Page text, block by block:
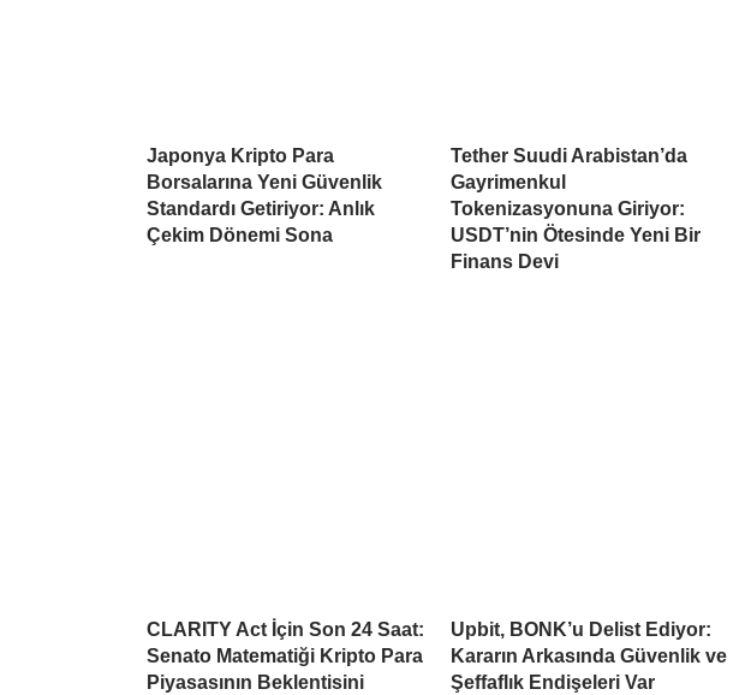
Japonya Kripto Para
Borsalarına Yeni Güvenlik
Standardı Getiriyor: Anlık
Çekim Dönemi Sona
Tether Suudi Arabistan’da
Gayrimenkul
Tokenizasyonuna Giriyor:
USDT’nin Ötesinde Yeni Bir
Finans Devi
CLARITY Act İçin Son 24 Saat:
Senato Matematiği Kripto Para
Piyasasının Beklentisini
Upbit, BONK’u Delist Ediyor:
Kararın Arkasında Güvenlik ve
Şeffaflık Endişeleri Var